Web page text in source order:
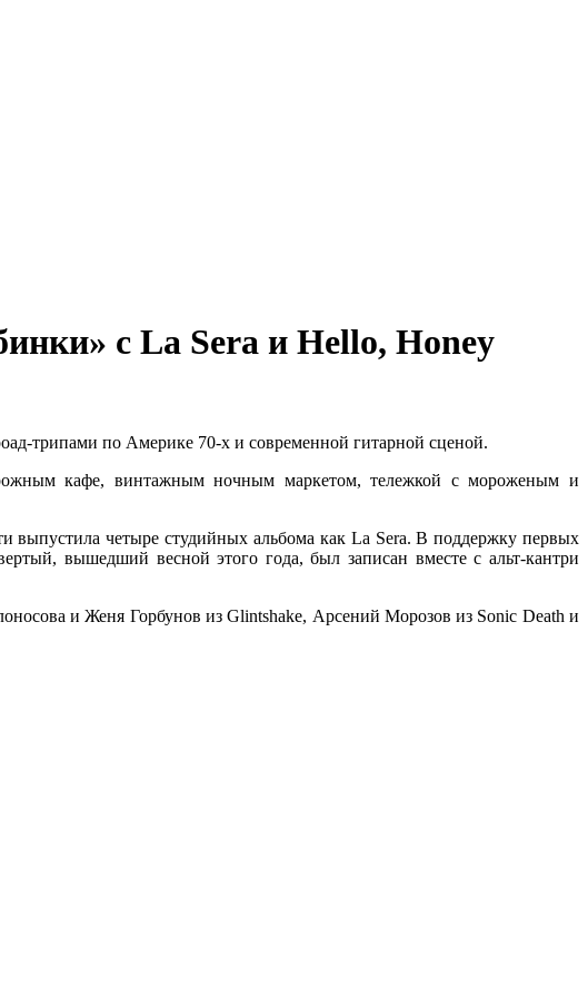
с La Sera и Hello, Honey
трипами по Америке 70-х и современной гитарной сценой.
кафе, винтажным ночным маркетом, тележкой с мороженым и
выпустила четыре студийных альбома как La Sera. В поддержку первых
вышедший весной этого года, был записан вместе с альт-кантри
и Женя Горбунов из Glintshake, Арсений Морозов из Sonic Death и